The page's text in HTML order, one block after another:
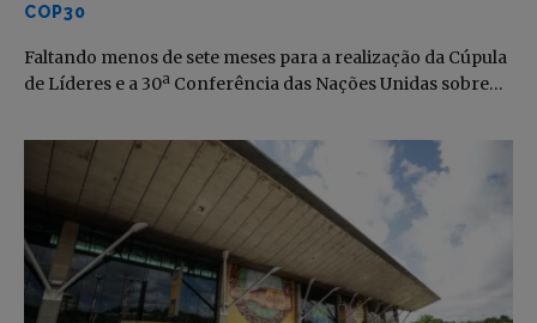
COP30
Faltando menos de sete meses para a realização da Cúpula
de Líderes e a 30ª Conferência das Nações Unidas sobre…